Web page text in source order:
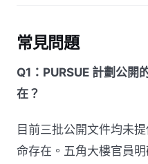
常見問題
Q1：PURSUE 計劃公開
在？
目前三批公開文件均未
命存在。五角大樓官員